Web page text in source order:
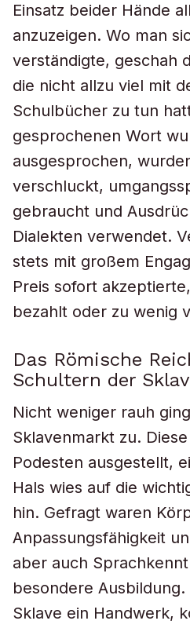
Einsatz beider Hände
anzuzeigen. Wo man
verständigte, geschah
die nicht allzu viel mit
Schulbücher zu tun
gesprochenen Wort
ausgesprochen,
verschluckt,
gebraucht und
Dialekten verwendet.
stets mit großem
Preis sofort
bezahlt oder zu wenig
Das Römische
Schultern der
Nicht weniger rauh
Sklavenmarkt zu.
Podesten ausgestellt,
Hals wies auf die
hin. Gefragt waren
Anpassungsfähigkeit
aber auch
besondere
Sklave ein Handwerk,